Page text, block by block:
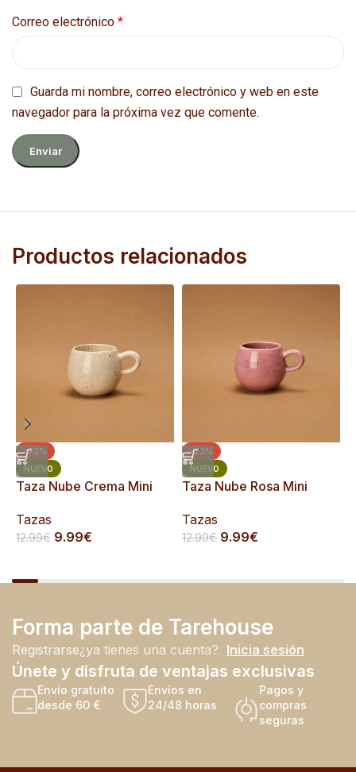
Correo electrónico *
Guarda mi nombre, correo electrónico y web en este
navegador para la próxima vez que comente.
Productos relacionados
-23%
NUEVO
Taza Nube Crema Mini
Tazas
12.99€ 9.99€
-23%
NUEVO
Taza Nube Rosa Mini
Tazas
12.99€ 9.99€
Forma parte de Tarehouse
Registrarse¿ya tienes una cuenta? Inicia sesión
Únete y disfruta de ventajas exclusivas
Envío gratuito
desde 60 €
Envíos en
24/48 horas
Pagos y
compras
seguras